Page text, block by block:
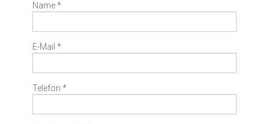
Name *
E-Mail *
Telefon *